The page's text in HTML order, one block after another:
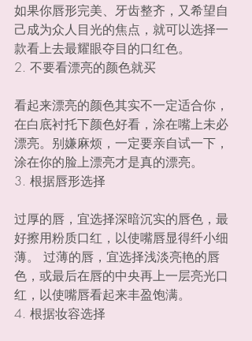
如果你唇形完美、牙齿整齐，又希望自
己成为众人目光的焦点，就可以选择一
款看上去最耀眼夺目的口红色。
2. 不要看漂亮的颜色就买
看起来漂亮的颜色其实不一定适合你，
在白底衬托下颜色好看，涂在嘴上未必
漂亮。别嫌麻烦，一定要亲自试一下，
涂在你的脸上漂亮才是真的漂亮。
3. 根据唇形选择
过厚的唇，宜选择深暗沉实的唇色，最
好擦用粉质口红，以使嘴唇显得纤小细
薄。 过薄的唇，宜选择浅淡亮艳的唇
色，或最后在唇的中央再上一层亮光口
红，以使嘴唇看起来丰盈饱满。
4. 根据妆容选择